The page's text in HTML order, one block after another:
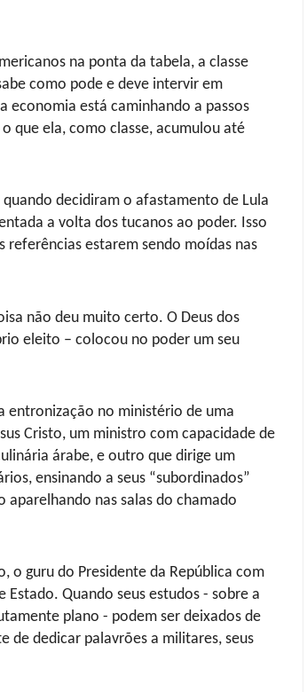
na ponta da tabela, a classe
como pode e deve intervir em
economia está caminhando a passos
que ela, como classe, acumulou até
decidiram o afastamento de Lula
a volta dos tucanos ao poder. Isso
referências estarem sendo moídas nas
não deu muito certo. O Deus dos
eleito – colocou no poder um seu
entronização no ministério de uma
Cristo, um ministro com capacidade de
árabe, e outro que dirige um
ensinando a seus “subordinados”
nas salas do chamado
o guru do Presidente da República com
Quando seus estudos - sobre a
plano - podem ser deixados de
de dedicar palavrões a militares, seus